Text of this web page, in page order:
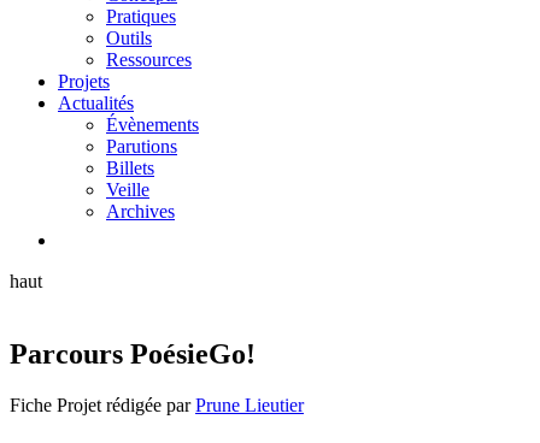
Pratiques
Outils
Ressources
Projets
Actualités
Évènements
Parutions
Billets
Veille
Archives
haut
Parcours PoésieGo!
Fiche Projet rédigée parPrune Lieutier